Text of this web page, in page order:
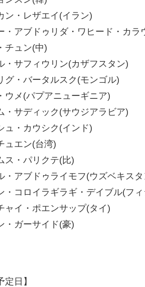
ン・レザエイ(イラン)
・アブドゥリダ・ワヒード・カラ
チュン(中)
・サフィウリン(カザフスタン)
グ・バータルスク(モンゴル)
ウメ(パプアニューギニア)
・サディック(サウジアラビア)
ュ・カウシク(インド)
ュエン(台湾)
ス・パリクテ(比)
・アブドゥライモフ(ウズベキスタ
・コロイラギラギ・デイブル(フ
ャイ・ポエンサップ(タイ)
・ガーサイド(豪)
定日】